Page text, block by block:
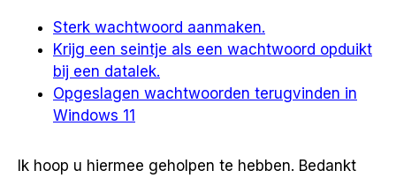
Sterk wachtwoord aanmaken.
Krijg een seintje als een wachtwoord opduikt
bij een datalek.
Opgeslagen wachtwoorden terugvinden in
Windows 11
Ik hoop u hiermee geholpen te hebben. Bedankt